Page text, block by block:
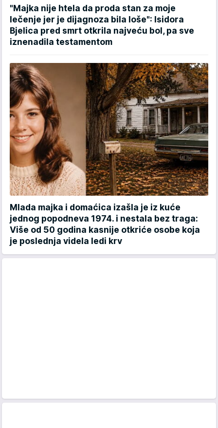
"Majka nije htela da proda stan za moje
lečenje jer je dijagnoza bila loše": Isidora
Bjelica pred smrt otkrila najveću bol, pa sve
iznenadila testamentom
Mlada majka i domaćica izašla je iz kuće
jednog popodneva 1974. i nestala bez traga:
Više od 50 godina kasnije otkriće osobe koja
je poslednja videla ledi krv